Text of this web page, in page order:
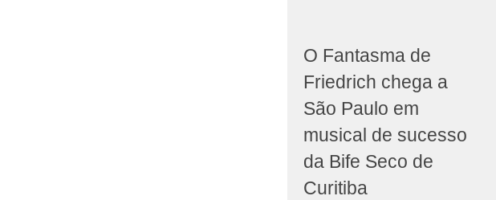
O Fantasma de
Friedrich chega a
São Paulo em
musical de sucesso
da Bife Seco de
Curitiba